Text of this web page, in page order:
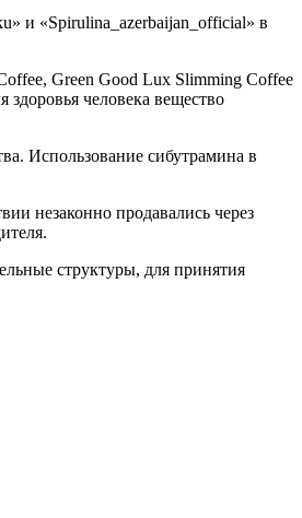
и «Spirulina_azerbaijan_official» в
Green Good Lux Slimming Coffee
человека вещество
Использование сибутрамина в
незаконно продавались через
структуры, для принятия